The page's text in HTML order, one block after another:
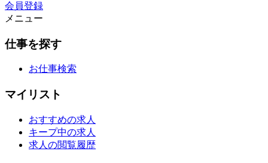
会員登録
メニュー
仕事を探す
お仕事検索
マイリスト
おすすめの求人
キープ中の求人
求人の閲覧履歴